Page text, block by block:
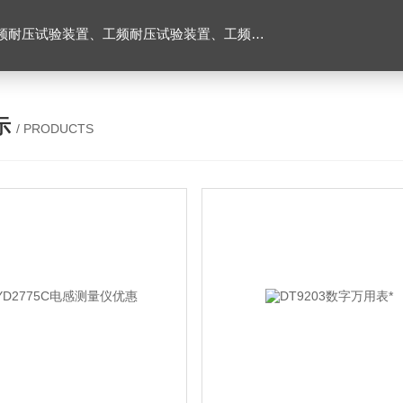
压试验台、高压耐压试验装置、交流耐压试验装置 、交直流耐压试验装置 、交直流工频耐压试验装置、耐压试验台
/ PRODUCTS